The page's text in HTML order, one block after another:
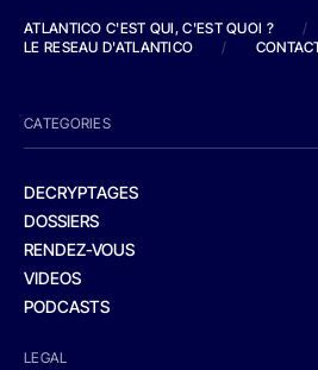
ATLANTICO C'EST QUI, C'EST QUOI ?
/
LE RESEAU D'ATLANTICO
/
CATEGORIES
DECRYPTAGES
DOSSIERS
RENDEZ-VOUS
VIDEOS
PODCASTS
LEGAL